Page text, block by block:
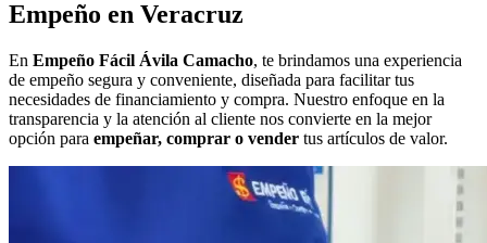
Empeño en Veracruz
En Empeño Fácil Ávila Camacho, te brindamos una experiencia
de empeño segura y conveniente, diseñada para facilitar tus
necesidades de financiamiento y compra. Nuestro enfoque en la
transparencia y la atención al cliente nos convierte en la mejor
opción para empeñar, comprar o vender tus artículos de valor.